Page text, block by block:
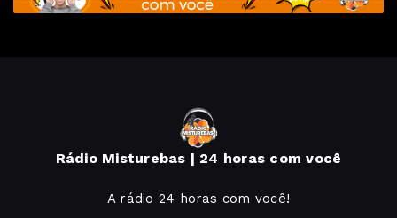
Rádio Misturebas | 24 horas com você
A rádio 24 horas com você!